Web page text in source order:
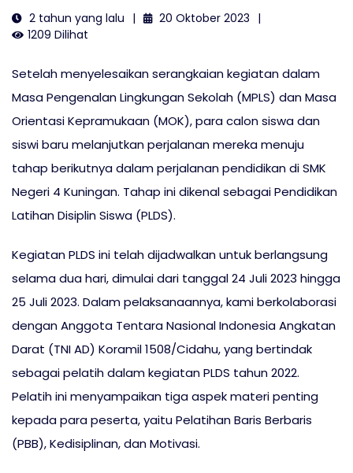
2 tahun yang lalu
20 Oktober 2023
1209 Dilihat
Setelah menyelesaikan serangkaian kegiatan dalam
Masa Pengenalan Lingkungan Sekolah (MPLS) dan Masa
Orientasi Kepramukaan (MOK), para calon siswa dan
siswi baru melanjutkan perjalanan mereka menuju
tahap berikutnya dalam perjalanan pendidikan di SMK
Negeri 4 Kuningan. Tahap ini dikenal sebagai Pendidikan
Latihan Disiplin Siswa (PLDS).
Kegiatan PLDS ini telah dijadwalkan untuk berlangsung
selama dua hari, dimulai dari tanggal 24 Juli 2023 hingga
25 Juli 2023. Dalam pelaksanaannya, kami berkolaborasi
dengan Anggota Tentara Nasional Indonesia Angkatan
Darat (TNI AD) Koramil 1508/Cidahu, yang bertindak
sebagai pelatih dalam kegiatan PLDS tahun 2022.
Pelatih ini menyampaikan tiga aspek materi penting
kepada para peserta, yaitu Pelatihan Baris Berbaris
(PBB), Kedisiplinan, dan Motivasi.